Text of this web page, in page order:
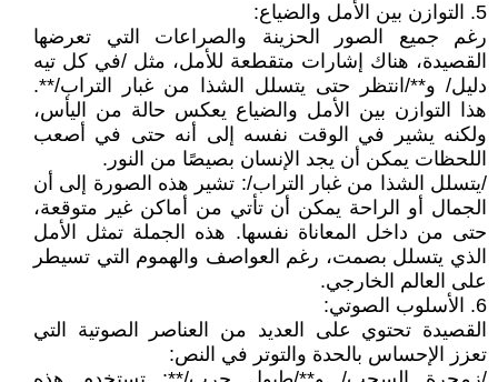
5. التوازن بين الأمل والضياع:
رغم جميع الصور الحزينة والصراعات التي تعرضها
القصيدة، هناك إشارات متقطعة للأمل، مثل /في كل تيه
دليل/ و**/انتظر حتى يتسلل الشذا من غبار التراب/**.
هذا التوازن بين الأمل والضياع يعكس حالة من اليأس،
ولكنه يشير في الوقت نفسه إلى أنه حتى في أصعب
اللحظات يمكن أن يجد الإنسان بصيصًا من النور.
/يتسلل الشذا من غبار التراب/: تشير هذه الصورة إلى أن
الجمال أو الراحة يمكن أن تأتي من أماكن غير متوقعة،
حتى من داخل المعاناة نفسها. هذه الجملة تمثل الأمل
الذي يتسلل بصمت، رغم العواصف والهموم التي تسيطر
على العالم الخارجي.
6. الأسلوب الصوتي:
القصيدة تحتوي على العديد من العناصر الصوتية التي
تعزز الإحساس بالحدة والتوتر في النص: